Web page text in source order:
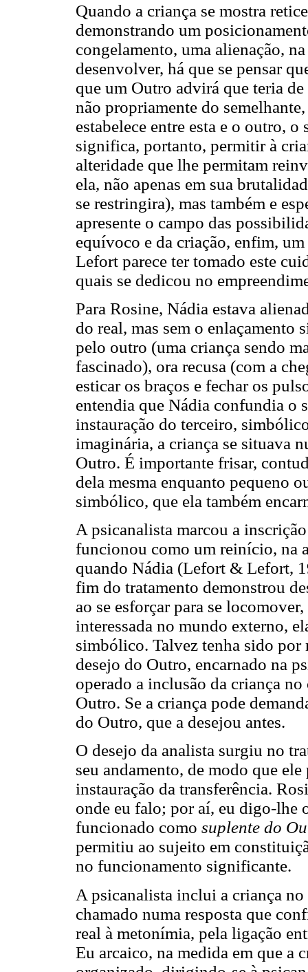
Quando a criança se mostra
demonstrando um
congelamento, uma alienação,
desenvolver, há que se pensar
que um Outro advirá que teria
não propriamente do
estabelece entre esta e o outro,
significa, portanto, permitir à
alteridade que lhe permitam
ela, não apenas em sua
se restringira), mas também e
apresente o campo das
equívoco e da criação, enfim,
Lefort parece ter tomado este
quais se dedicou no
Para Rosine, Nádia estava
do real, mas sem o
pelo outro (uma criança sendo
fascinado), ora recusa (com a
esticar os braços e fechar os
entendia que Nádia confundia o
instauração do terceiro,
imaginária, a criança se situava
Outro. É importante frisar,
dela mesma enquanto pequeno
simbólico, que ela também
A psicanalista marcou a
funcionou como um reinício, na
quando Nádia (Lefort & Lefort,
fim do tratamento demonstrou
ao se esforçar para se
interessada no mundo externo,
simbólico. Talvez tenha sido por
desejo do Outro, encarnado na
operado a inclusão da criança
Outro. Se a criança pode
do Outro, que a desejou antes.
O desejo da analista surgiu no
seu andamento, de modo que
instauração da transferência.
onde eu falo; por aí, eu digo-lhe
funcionado como suplente do
permitiu ao sujeito em
no funcionamento significante.
A psicanalista inclui a criança
chamado numa resposta que
real à metonímia, pela ligação
Eu arcaico, na medida em que a